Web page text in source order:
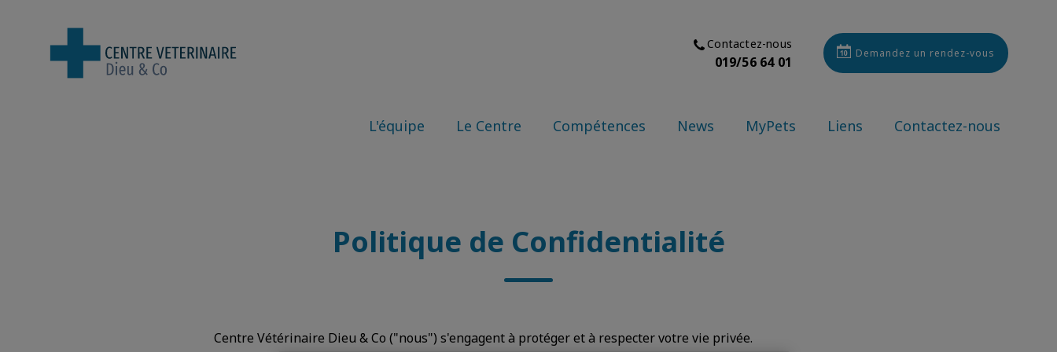
Page d'accueil de Centre Vétérinaire Dieu & Co
Contactez-nous
019/56 64 01 Demandez un rendez-vous
L'équipe Le Centre Compétences News MyPets Liens Contactez-nous
Politique de Confidentialité
Centre Vétérinaire Dieu & Co ("nous") s'engagent à protéger et à respecter votre vie privée.